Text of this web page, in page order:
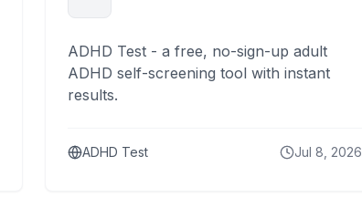
ADHD Test - a free, no-sign-up adult
ADHD self-screening tool with instant
results.
ADHD Test Jul 8, 2026